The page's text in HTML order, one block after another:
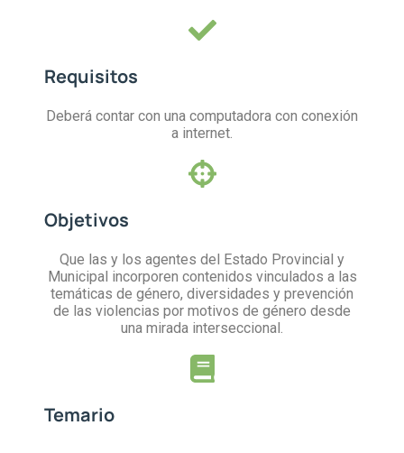
Requisitos
Deberá contar con una computadora con conexión
a internet.
Objetivos
Que las y los agentes del Estado Provincial y
Municipal incorporen contenidos vinculados a las
temáticas de género, diversidades y prevención
de las violencias por motivos de género desde
una mirada interseccional.
Temario